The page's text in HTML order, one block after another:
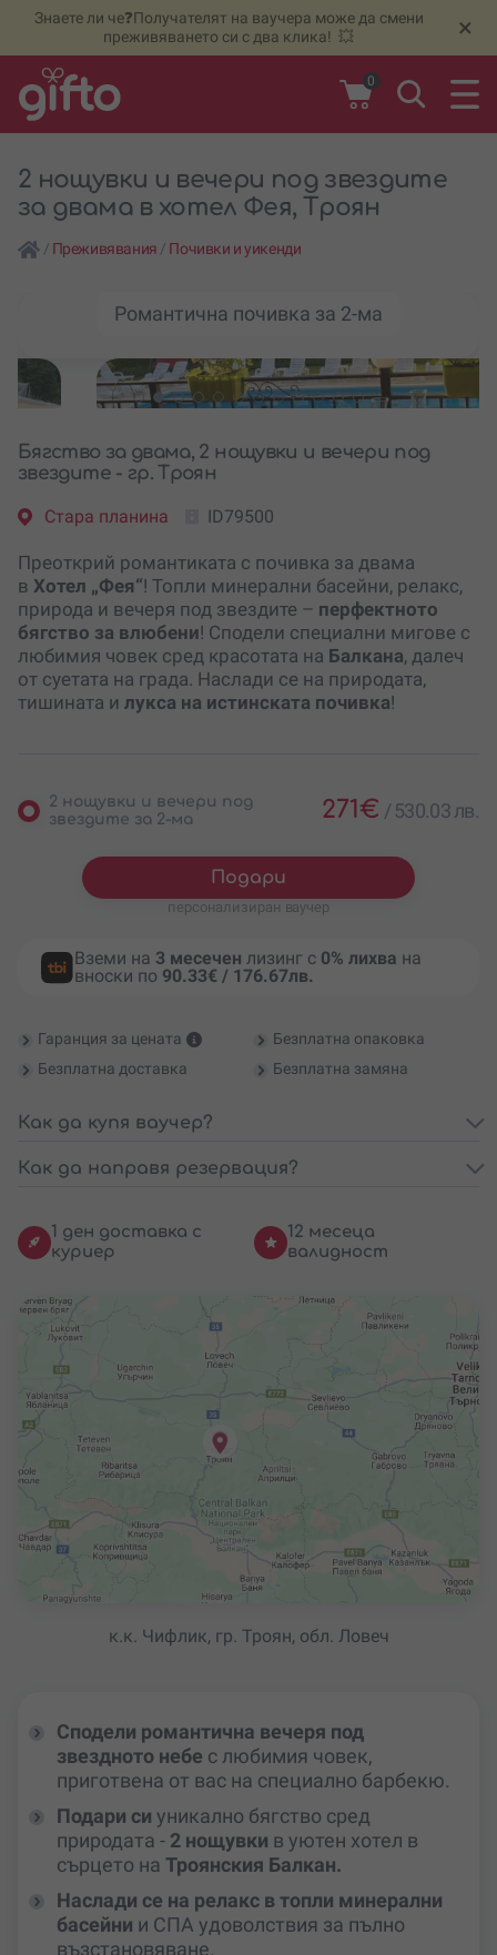
Знаете ли че❓Получателят на ваучера може да смени
преживяването си с два клика! 💥
×
0
2 нощувки и вечери под звездите
за двама в хотел Фея, Троян
/ Преживявания / Почивки и уикенди
Романтична почивка за 2-ма
Бягство за двама, 2 нощувки и вечери под
звездите - гр. Троян
Стара планина ID79500
Преоткрий романтиката с почивка за двама
в Хотел „Фея“! Топли минерални басейни, релакс,
природа и вечеря под звездите – перфектното
бягство за влюбени! Сподели специални мигове с
любимия човек сред красотата на Балкана, далеч
от суетата на града. Наслади се на природата,
тишината и лукса на истинската почивка!
2 нощувки и вечери под
звездите за 2-ма
271€ /530.03 лв.
Подари
персонализиран ваучер
Вземи на 3 месечен лизинг с 0% лихва на
вноски по 90.33€ / 176.67лв.
Гаранция за цената
Безплатна опаковка
Безплатна доставка
Безплатна замяна
Как да купя ваучер?
Как да направя резервация?
1 ден доставка с
куриер
12 месеца
валидност
к.к. Чифлик, гр. Троян, обл. Ловеч
Сподели романтична вечеря под
звездното небе с любимия човек,
приготвена от вас на специално барбекю.
Подари си уникално бягство сред
природата - 2 нощувки в уютен хотел в
сърцето на Троянския Балкан.
Наслади се на релакс в топли минерални
басейни и СПА удоволствия за пълно
възстановяване.